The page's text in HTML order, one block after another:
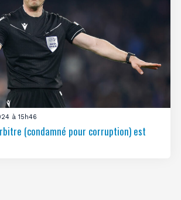
à 15h46
(condamné pour corruption) est